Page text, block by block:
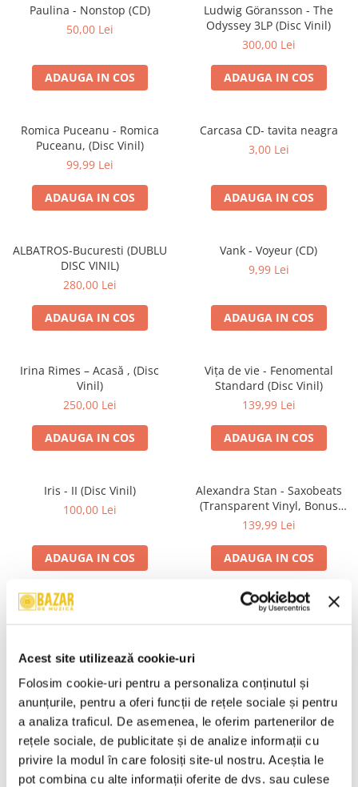
Acest site utilizează cookie-uri
Folosim cookie-uri pentru a personaliza conținutul și
anunțurile, pentru a oferi funcții de rețele sociale și pentru
a analiza traficul. De asemenea, le oferim partenerilor de
rețele sociale, de publicitate și de analize informații cu
privire la modul în care folosiți site-ul nostru. Aceștia le
pot combina cu alte informații oferite de dvs. sau culese
Viniluri Românești
Colecția Electrecord
Paulina - Nonstop (CD)
50,00 Lei
ADAUGA IN COS
Ludwig Göransson - The
Odyssey 3LP (Disc Vinil)
300,00 Lei
ADAUGA IN COS
Romica Puceanu - Romica
Puceanu, (Disc Vinil)
99,99 Lei
ADAUGA IN COS
Carcasa CD- tavita neagra
3,00 Lei
ADAUGA IN COS
ALBATROS-Bucuresti (DUBLU
DISC VINIL)
280,00 Lei
ADAUGA IN COS
Vank - Voyeur (CD)
9,99 Lei
ADAUGA IN COS
Irina Rimes – Acasă , (Disc
Vinil)
250,00 Lei
ADAUGA IN COS
Vița de vie - Fenomental
Standard (Disc Vinil)
139,99 Lei
ADAUGA IN COS
Iris - II (Disc Vinil)
100,00 Lei
ADAUGA IN COS
Alexandra Stan - Saxobeats
(Transparent Vinyl, Bonus
Tracks) ) (Disc Vinil)
139,99 Lei
ADAUGA IN COS
Unknown Artist - Povești ,
ADAUGA IN COS
Genesis - We Can't Dance,
ADAUGA IN COS
R.E.M. - Monster , (CD)
29,99 Lei
Mădălina Manole - Dulce De
Tot, (CD)
99,99 Lei